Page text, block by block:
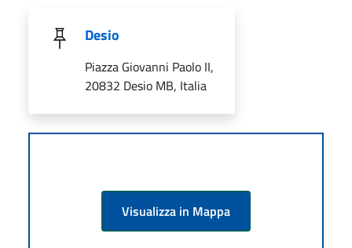
Desio
Piazza Giovanni Paolo II,
20832 Desio MB, Italia
Visualizza in Mappa